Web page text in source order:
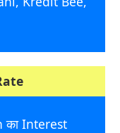
का Interest